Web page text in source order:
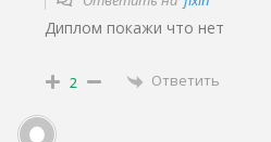
Диплом покажи что нет
2 Ответить